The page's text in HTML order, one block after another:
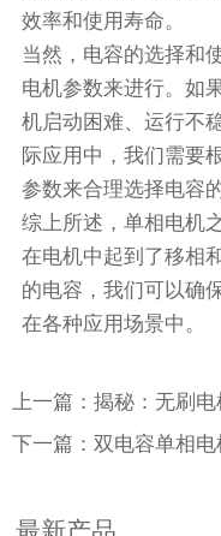
效率和使用寿命。
当然，电容的选择和
电机参数来进行。如
机启动困难、运行不
际应用中，我们需要
参数来合理选择电容
综上所述，单相电机
在电机中起到了移相
的电容，我们可以确
在各种应用场景中。
上一篇：揭秘：无刷
下一篇：双电容单相